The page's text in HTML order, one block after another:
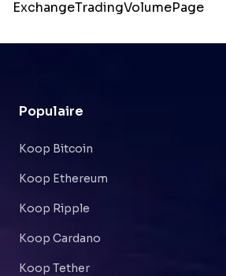
ExchangeTradingVolumePage
Populaire
Koop Bitcoin
Koop Ethereum
Koop Ripple
Koop Cardano
Koop Tether